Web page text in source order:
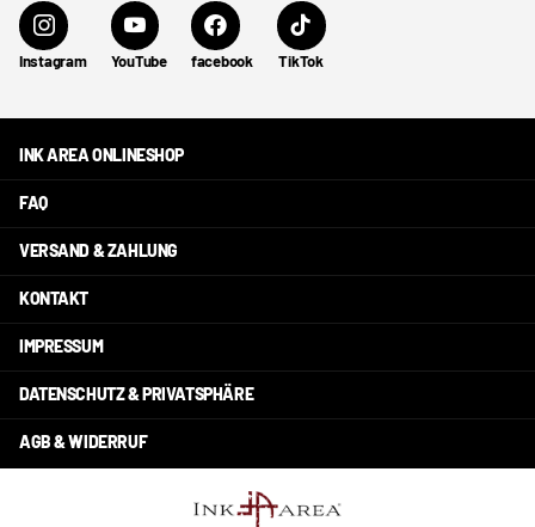
Instagram YouTube facebook TikTok
INK AREA ONLINESHOP
FAQ
VERSAND & ZAHLUNG
KONTAKT
IMPRESSUM
DATENSCHUTZ & PRIVATSPHÄRE
AGB & WIDERRUF